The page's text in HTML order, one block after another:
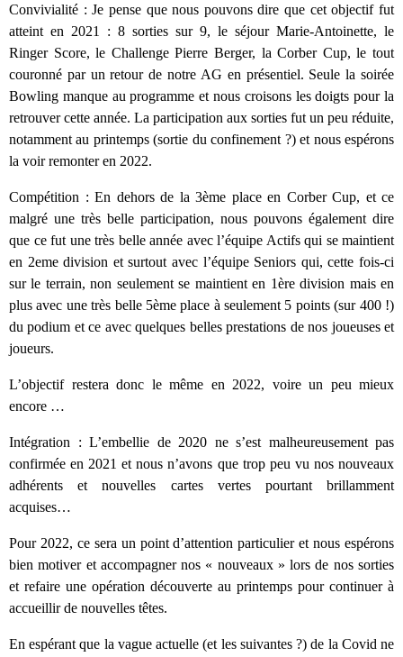
Convivialité : Je pense que nous pouvons dire que cet objectif fut
atteint en 2021 : 8 sorties sur 9, le séjour Marie-Antoinette, le
Ringer Score, le Challenge Pierre Berger, la Corber Cup, le tout
couronné par un retour de notre AG en présentiel. Seule la soirée
Bowling manque au programme et nous croisons les doigts pour la
retrouver cette année. La participation aux sorties fut un peu réduite,
notamment au printemps (sortie du confinement ?) et nous espérons
la voir remonter en 2022.
Compétition : En dehors de la 3ème place en Corber Cup, et ce
malgré une très belle participation, nous pouvons également dire
que ce fut une très belle année avec l’équipe Actifs qui se maintient
en 2eme division et surtout avec l’équipe Seniors qui, cette fois-ci
sur le terrain, non seulement se maintient en 1ère division mais en
plus avec une très belle 5ème place à seulement 5 points (sur 400 !)
du podium et ce avec quelques belles prestations de nos joueuses et
joueurs.
L’objectif restera donc le même en 2022, voire un peu mieux
encore …
Intégration : L’embellie de 2020 ne s’est malheureusement pas
confirmée en 2021 et nous n’avons que trop peu vu nos nouveaux
adhérents et nouvelles cartes vertes pourtant brillamment
acquises…
Pour 2022, ce sera un point d’attention particulier et nous espérons
bien motiver et accompagner nos « nouveaux » lors de nos sorties
et refaire une opération découverte au printemps pour continuer à
accueillir de nouvelles têtes.
En espérant que la vague actuelle (et les suivantes ?) de la Covid ne